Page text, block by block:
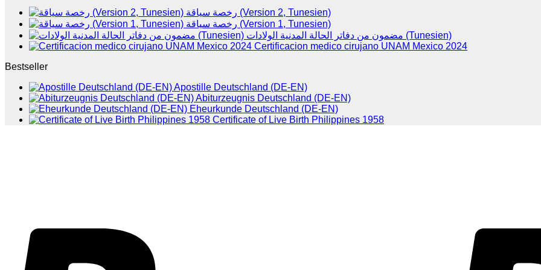
رخصة سياقة (Version 2, Tunesien)
رخصة سياقة (Version 1, Tunesien)
مضمون من دفاتر الحالة المدنية الولادات (Tunesien)
Certificacion medico cirujano UNAM Mexico 2024
Bestseller
Apostille Deutschland (DE-EN)
Abiturzeugnis Deutschland (DE-EN)
Eheurkunde Deutschland (DE-EN)
Certificate of Live Birth Philippines 1958